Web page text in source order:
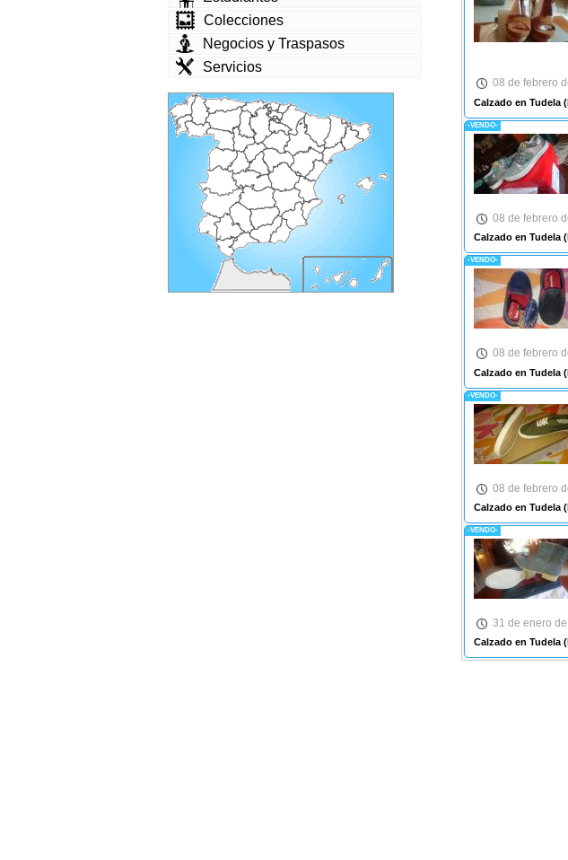
Colecciones
Negocios y Traspasos
Servicios
08 de febrero
Calzado en Tudela
-VENDO-
08 de febrero
Calzado en Tudela
-VENDO-
08 de febrero
Calzado en Tudela
-VENDO-
08 de febrero
Calzado en Tudela
-VENDO-
31 de enero
Calzado en Tudela